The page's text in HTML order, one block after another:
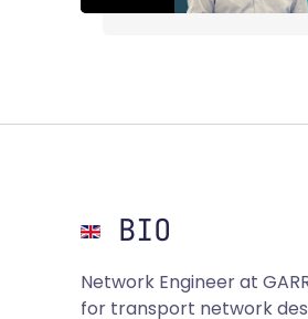
BIO
Network Engineer at
for transport network